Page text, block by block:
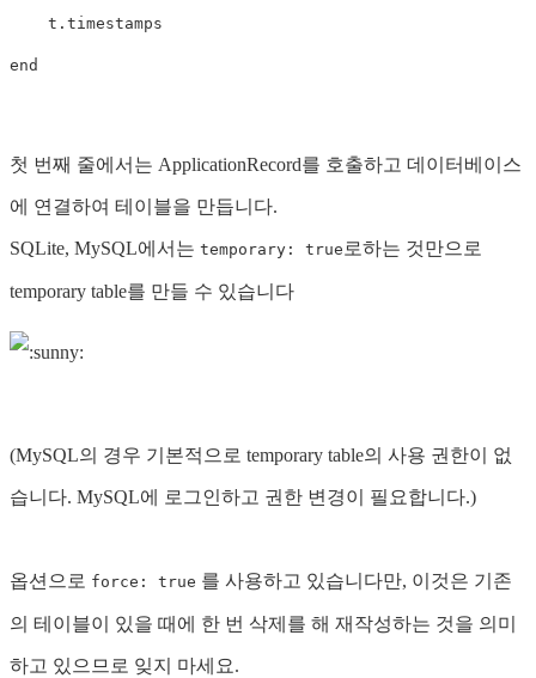
t . timestamps
end
첫 번째 줄에서는 ApplicationRecord를 호출하고 데이터베이스
에 연결하여 테이블을 만듭니다.
SQLite, MySQL에서는 temporary: true 로하는 것만으로
temporary table를 만들 수 있습니다
(MySQL의 경우 기본적으로 temporary table의 사용 권한이 없
습니다. MySQL에 로그인하고 권한 변경이 필요합니다.)
옵션으로 force: true 를 사용하고 있습니다만, 이것은 기존
의 테이블이 있을 때에 한 번 삭제를 해 재작성하는 것을 의미
하고 있으므로 잊지 마세요.